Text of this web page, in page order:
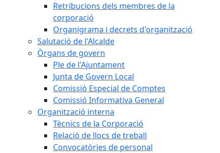
Retribucions dels membres de la
corporació
Organigrama i decrets d'organització
Salutació de l'Alcalde
Òrgans de govern
Ple de l'Ajuntament
Junta de Govern Local
Comissió Especial de Comptes
Comissió Informativa General
Organització interna
Tècnics de la Corporació
Relació de llocs de treball
Convocatòries de personal